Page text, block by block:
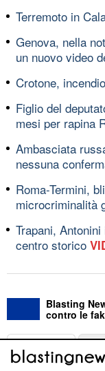
Terremoto in
Genova, nella
un nuovo video
Crotone,
Figlio del
mesi per rapina
Ambasciata
nessuna
Roma-Termini,
microcriminalità
Trapani,
centro storico
Blasting
contro le
ABOUT